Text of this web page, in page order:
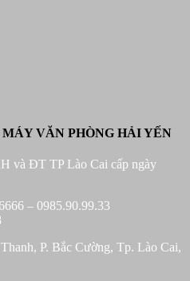
VĂN PHÒNG HẢI YẾN
và ĐT TP Lào Cai cấp ngày
– 0985.90.99.33
P. Bắc Cường, Tp. Lào Cai,